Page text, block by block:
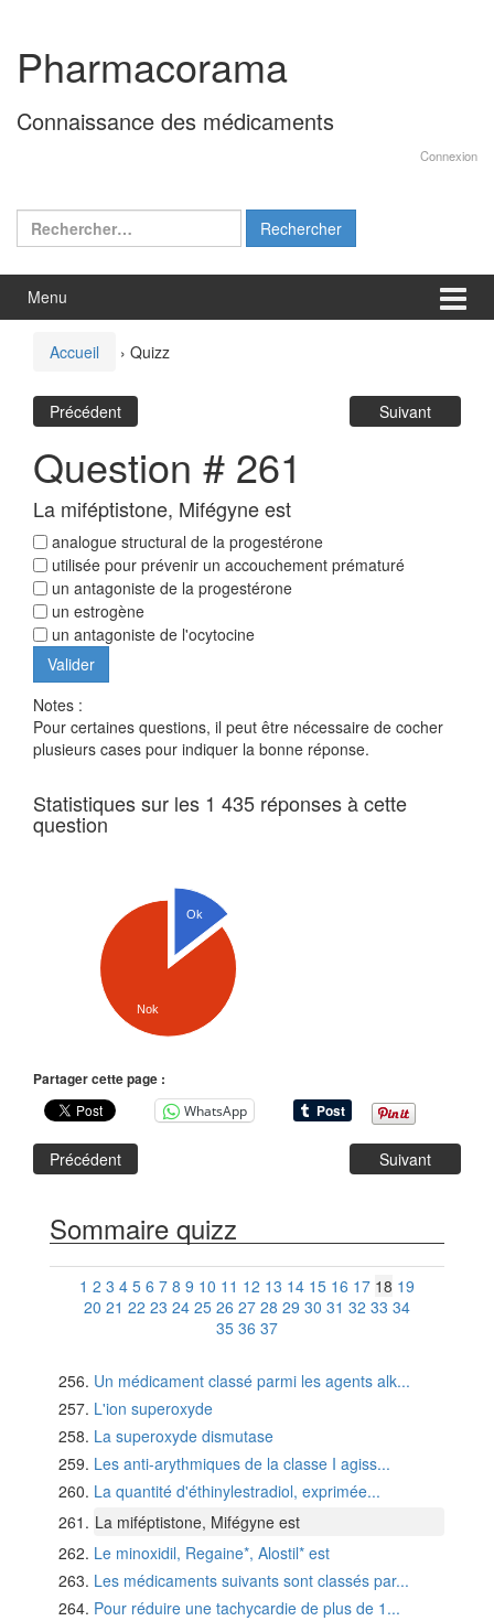
contenu
menu
principal
Pharmacorama
Connaissance des médicaments
Connexion
Rechercher :
Menu
Accueil › Quizz
Précédent Suivant
Question # 261
La miféptistone, Mifégyne est
analogue structural de la progestérone
utilisée pour prévenir un accouchement prématuré
un antagoniste de la progestérone
un estrogène
un antagoniste de l'ocytocine
Notes :
Pour certaines questions, il peut être nécessaire de cocher
plusieurs cases pour indiquer la bonne réponse.
Statistiques sur les 1 435 réponses à cette
question
Ok
Nok
Partager cette page :
WhatsApp
Précédent Suivant
Sommaire quizz
1 2 3 4 5 6 7 8 9 10 11 12 13 14 15 16 17 18 19
20 21 22 23 24 25 26 27 28 29 30 31 32 33 34
35 36 37
Un médicament classé parmi les agents alk...
L'ion superoxyde
La superoxyde dismutase
Les anti-arythmiques de la classe I agiss...
La quantité d'éthinylestradiol, exprimée...
La miféptistone, Mifégyne est
Le minoxidil, Regaine*, Alostil* est
Les médicaments suivants sont classés par...
Pour réduire une tachycardie de plus de 1...